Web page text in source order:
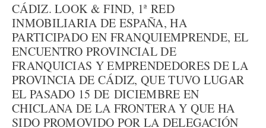
CÁDIZ. LOOK & FIND, 1ª RED
INMOBILIARIA DE ESPAÑA, HA
PARTICIPADO EN FRANQUIEMPRENDE, EL
ENCUENTRO PROVINCIAL DE
FRANQUICIAS Y EMPRENDEDORES DE LA
PROVINCIA DE CÁDIZ, QUE TUVO LUGAR
EL PASADO 15 DE DICIEMBRE EN
CHICLANA DE LA FRONTERA Y QUE HA
SIDO PROMOVIDO POR LA DELEGACIÓN